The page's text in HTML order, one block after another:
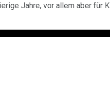
Jahre, vor allem aber für